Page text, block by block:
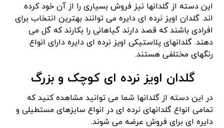
این دسته از گلدانها نیز فروش بسیاری را از آن خود کرده
اند. گلدان اویز نرده ای دایره می توانند بهترین انتخاب برای
افرادی باشند که قصد دارند گیاهانی را بکارند که گل می
دهند. گلدانهای پلاستیکی اویز نرده ای دایره دارای انواع
رنگهای مختلفی هستند.
گلدان اویز نرده ای کوچک و بزرگ
در این دسته از گلدانها شما می توانید مشاهده کنید که
تمامی انواع گلدانهای نرده ای در انواع سایزهای مستطیلی و
دایره ای برای فروش عرضه می شوند.